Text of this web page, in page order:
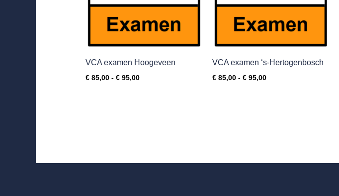
VCA examen Hoogeveen
€ 85,00 - € 95,00
VCA examen ‘s-Hertogenbosch
€ 85,00 - € 95,00